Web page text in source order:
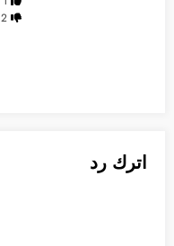
2
اترك رد